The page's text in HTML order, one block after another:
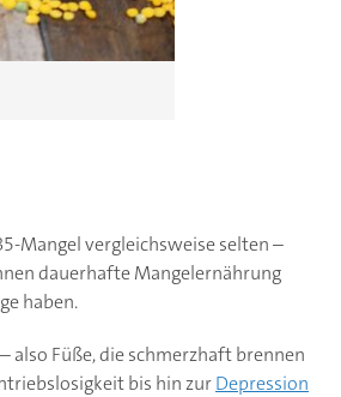
Mangel vergleichsweise selten –
dauerhafte Mangelernährung
haben.
also Füße, die schmerzhaft brennen
bis hin zurDepression